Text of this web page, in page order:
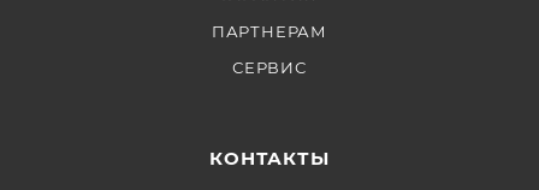
ПАРТНЕРАМ
СЕРВИС
КОНТАКТЫ